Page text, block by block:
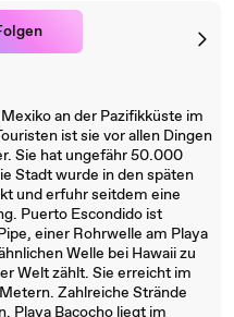
an der Pazifikküste im
ist sie vor allen Dingen
Sie hat ungefähr 50.000
Stadt wurde in den späten
und erfuhr seitdem eine
Puerto Escondido ist
einer Rohrwelle am Playa
Welle bei Hawaii zu
Welt zählt. Sie erreicht im
Zahlreiche Strände
Playa Bacocho liegt im